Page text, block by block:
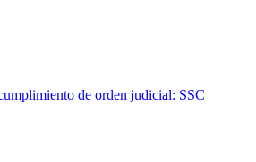
de orden judicial: SSC